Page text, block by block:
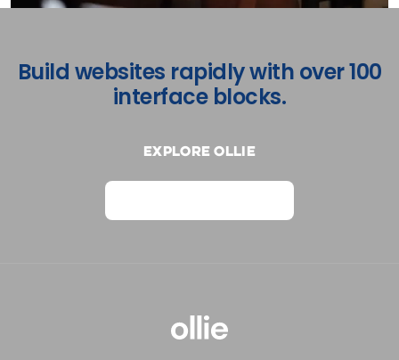
Build websites rapidly with over 100
interface blocks.
Explore Ollie